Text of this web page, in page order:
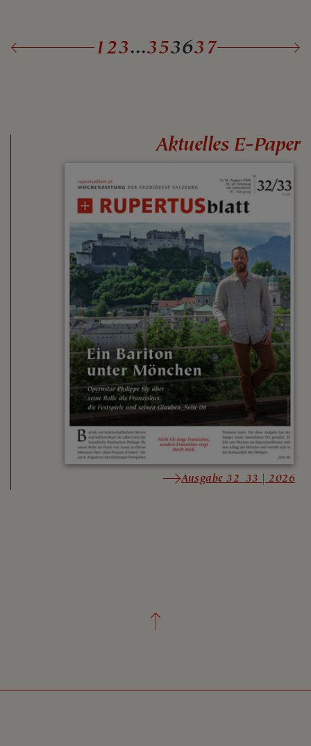
123...353637
Aktuelles E-Paper
Ausgabe 32_33 | 2026